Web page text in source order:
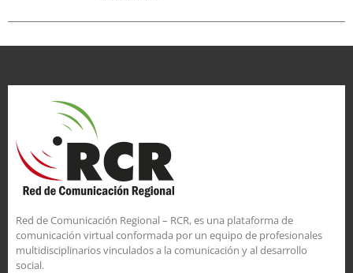
Red de Comunicación Regional – RCR, es una plataforma de
comunicación virtual conformada por un equipo de profesionales
multidisciplinarios vinculados a la comunicación y al desarrollo
social.